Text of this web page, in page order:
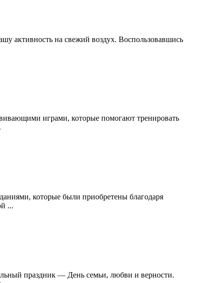
активность на свежий воздух. Воспользовавшись
играми, которые помогают тренировать
которые были приобретены благодаря
...
праздник — День семьи, любви и верности.